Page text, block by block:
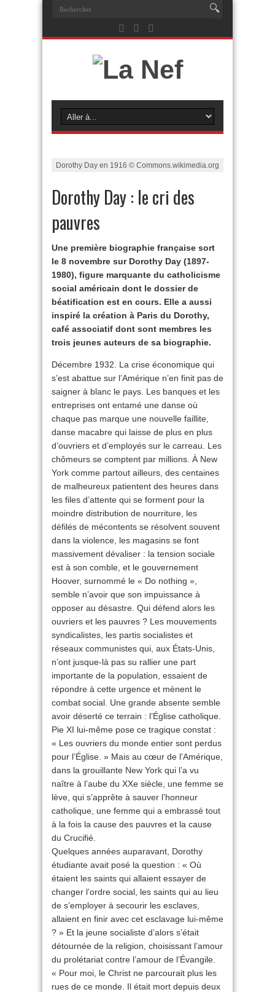
Dorothy Day en 1916 © Commons.wikimedia.org
Dorothy Day : le cri des
pauvres
Une première biographie française sort
le 8 novembre sur Dorothy Day (1897-
1980), figure marquante du catholicisme
social américain dont le dossier de
béatification est en cours. Elle a aussi
inspiré la création à Paris du Dorothy,
café associatif dont sont membres les
trois jeunes auteurs de sa biographie.
Décembre 1932. La crise économique qui
s’est abattue sur l’Amérique n’en finit pas de
saigner à blanc le pays. Les banques et les
entreprises ont entamé une danse où
chaque pas marque une nouvelle faillite,
danse macabre qui laisse de plus en plus
d’ouvriers et d’employés sur le carreau. Les
chômeurs se comptent par millions. À New
York comme partout ailleurs, des centaines
de malheureux patientent des heures dans
les files d’attente qui se forment pour la
moindre distribution de nourriture, les
défilés de mécontents se résolvent souvent
dans la violence, les magasins se font
massivement dévaliser : la tension sociale
est à son comble, et le gouvernement
Hoover, surnommé le « Do nothing »,
semble n’avoir que son impuissance à
opposer au désastre. Qui défend alors les
ouvriers et les pauvres ? Les mouvements
syndicalistes, les partis socialistes et
réseaux communistes qui, aux États-Unis,
n’ont jusque-là pas su rallier une part
importante de la population, essaient de
répondre à cette urgence et mènent le
combat social. Une grande absente semble
avoir déserté ce terrain : l’Église catholique.
Pie XI lui-même pose ce tragique constat :
« Les ouvriers du monde entier sont perdus
pour l’Église. » Mais au cœur de l’Amérique,
dans la grouillante New York qui l’a vu
naître à l’aube du XXe siècle, une femme se
lève, qui s’apprête à sauver l’honneur
catholique, une femme qui a embrassé tout
à la fois la cause des pauvres et la cause
du Crucifié.
Quelques années auparavant, Dorothy
étudiante avait posé la question : « Où
étaient les saints qui allaient essayer de
changer l’ordre social, les saints qui au lieu
de s’employer à secourir les esclaves,
allaient en finir avec cet esclavage lui-même
? » Et la jeune socialiste d’alors s’était
détournée de la religion, choisissant l’amour
du prolétariat contre l’amour de l’Évangile.
« Pour moi, le Christ ne parcourait plus les
rues de ce monde. Il était mort depuis deux